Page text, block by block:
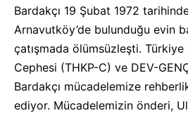
Bardakçı 19 Şubat 1972
Arnavutköy’de bulunduğu evin
çatışmada ölümsüzleşti.
Cephesi (THKP-C) ve DEV-
Bardakçı mücadelemize
ediyor. Mücadelemizin önderi,